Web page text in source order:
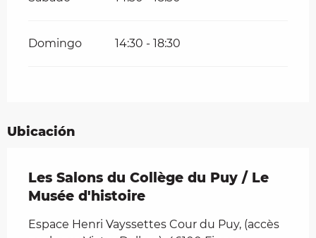
Domingo 14:30 - 18:30
Ubicación
Les Salons du Collège du Puy / Le
Musée d'histoire
Espace Henri Vayssettes Cour du Puy, (accès